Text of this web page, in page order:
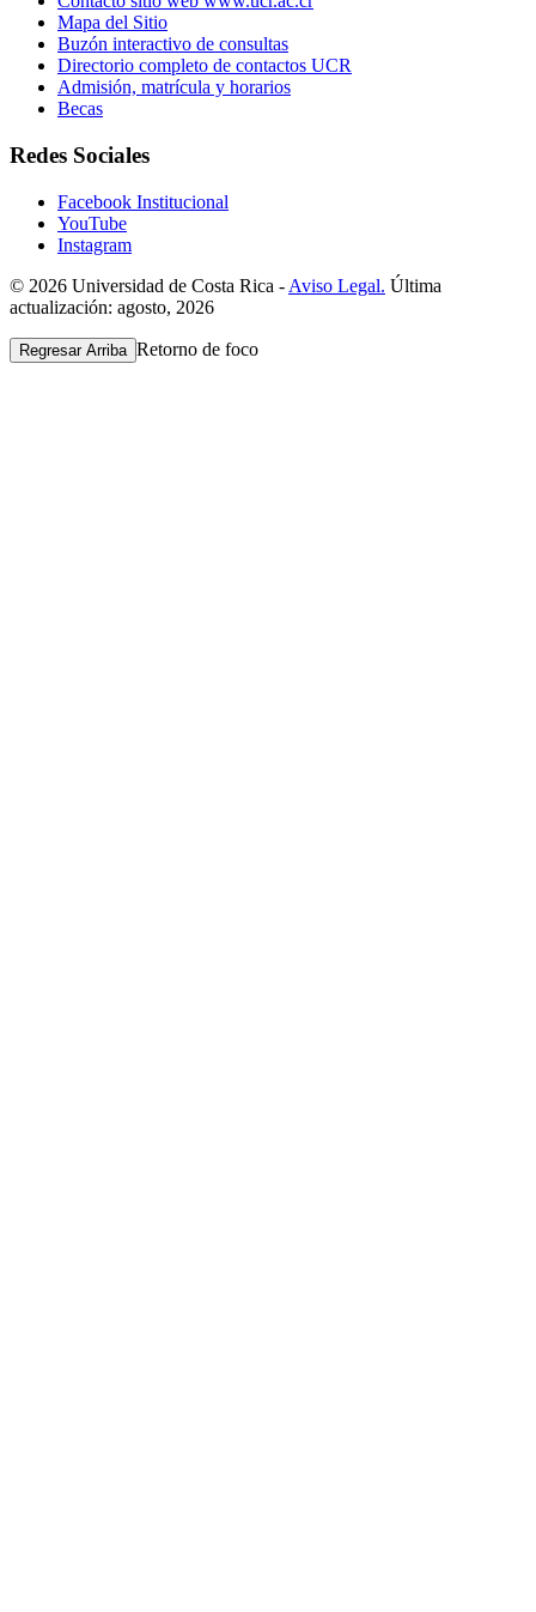
Mapa del Sitio
Buzón interactivo de consultas
Directorio completo de contactos UCR
Admisión, matrícula y horarios
Becas
Redes Sociales
Facebook Institucional
YouTube
Instagram
© 2026 Universidad de Costa Rica - Aviso Legal. Última
actualización: agosto, 2026
Regresar Arriba Retorno de foco